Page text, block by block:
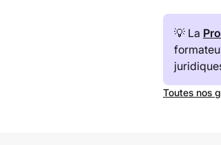
💡 La
Toutes nos